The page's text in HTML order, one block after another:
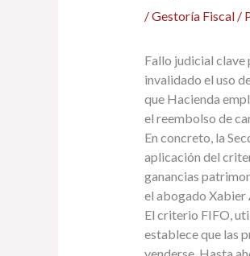
/Gestoría Fiscal/
Fallo judicial clave
invalidado el uso
que Hacienda
el reembolso de
En concreto, la
aplicación del
ganancias
el abogado Xabier
El criterio FIFO,
establece que las